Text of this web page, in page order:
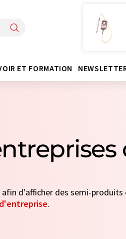
ET FORMATION
d'afficher des semi-produits
.